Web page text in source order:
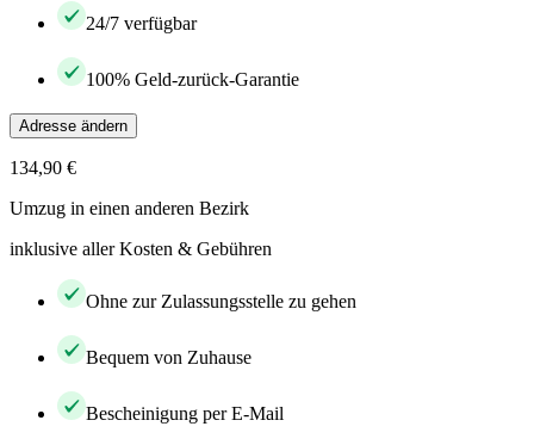
24/7 verfügbar
100% Geld-zurück-Garantie
Adresse ändern
134,90 €
Umzug in einen anderen Bezirk
inklusive aller Kosten & Gebühren
Ohne zur Zulassungsstelle zu gehen
Bequem von Zuhause
Bescheinigung per E-Mail